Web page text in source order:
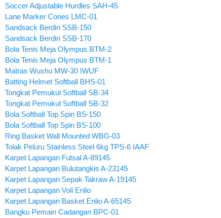
Soccer Adjustable Hurdles SAH-45
Lane Marker Cones LMC-01
Sandsack Berdiri SSB-150
Sandsack Berdiri SSB-170
Bola Tenis Meja Olympus BTM-2
Bola Tenis Meja Olympus BTM-1
Matras Wushu MW-30 IWUF
Batting Helmet Softball BHS-01
Tongkat Pemukul Softball SB-34
Tongkat Pemukul Softball SB-32
Bola Softball Top Spin BS-150
Bola Softball Top Spin BS-100
Ring Basket Wall Mounted WBG-03
Tolak Peluru Stainless Steel 6kg TPS-6 IAAF
Karpet Lapangan Futsal A-89145
Karpet Lapangan Bulutangkis A-23145
Karpet Lapangan Sepak Takraw A-19145
Karpet Lapangan Voli Enlio
Karpet Lapangan Basket Enlio A-65145
Bangku Pemain Cadangan BPC-01